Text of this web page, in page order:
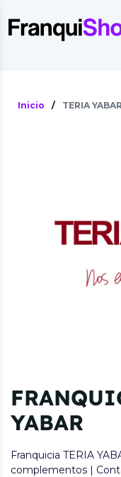
Inicio / TERIA YABAR
YABAR
Franquicia TERIA
complementos |